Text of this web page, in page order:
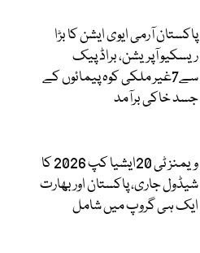
پاکستان آرمی ایوی ایشن کا بڑا
ریسکیو آپریشن، براڈ پیک
سے7غیر ملکی کوہ پیمائوں کے
جسد خاکی برآمد
ویمنز ٹی 20ایشیا کپ 2026 کا
شیڈول جاری، پاکستان اور بھارت
ایک ہی گروپ میں شامل